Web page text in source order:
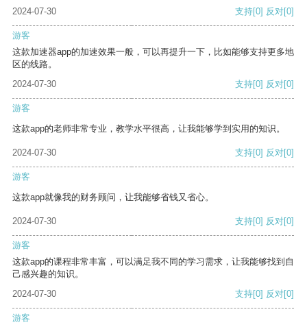
2024-07-30
支持[0] 反对[0]
游客
这款加速器app的加速效果一般，可以再提升一下，比如能够支持更多地
区的线路。
2024-07-30
支持[0] 反对[0]
游客
这款app的老师非常专业，教学水平很高，让我能够学到实用的知识。
2024-07-30 支持[0] 反对[0]
游客
这款app就像我的财务顾问，让我能够省钱又省心。
2024-07-30 支持[0] 反对[0]
游客
这款app的课程非常丰富，可以满足我不同的学习需求，让我能够找到自
己感兴趣的知识。
2024-07-30
支持[0] 反对[0]
游客